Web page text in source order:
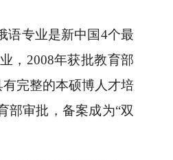
语专业是新中国4个最
，2008年获批教育部
完整的本硕博人才培
部审批，备案成为“双